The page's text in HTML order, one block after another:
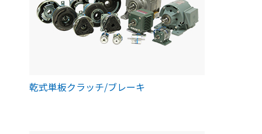
乾式単板クラッチ/ブレーキ